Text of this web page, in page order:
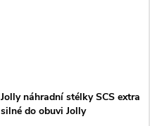
Jolly náhradní stélky SCS extra
silné do obuvi Jolly